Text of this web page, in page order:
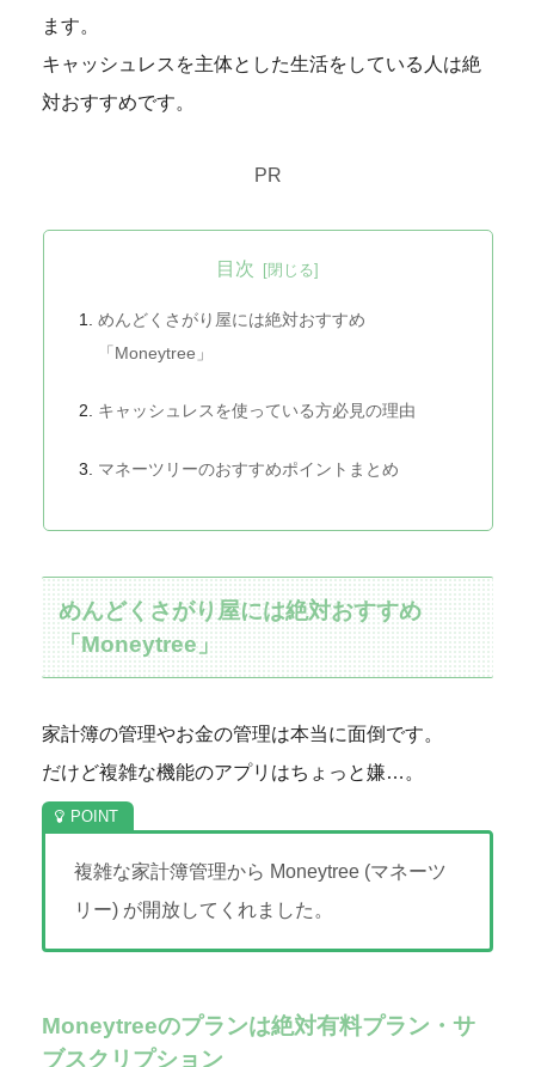
ます。
キャッシュレスを主体とした生活をしている人は絶
対おすすめです。
PR
目次
めんどくさがり屋には絶対おすすめ
「Moneytree」
キャッシュレスを使っている方必見の理由
マネーツリーのおすすめポイントまとめ
めんどくさがり屋には絶対おすすめ
「Moneytree」
家計簿の管理やお金の管理は本当に面倒です。
だけど複雑な機能のアプリはちょっと嫌…。
複雑な家計簿管理から Moneytree (マネーツ
リー) が開放してくれました。
Moneytreeのプランは絶対有料プラン・サ
ブスクリプション